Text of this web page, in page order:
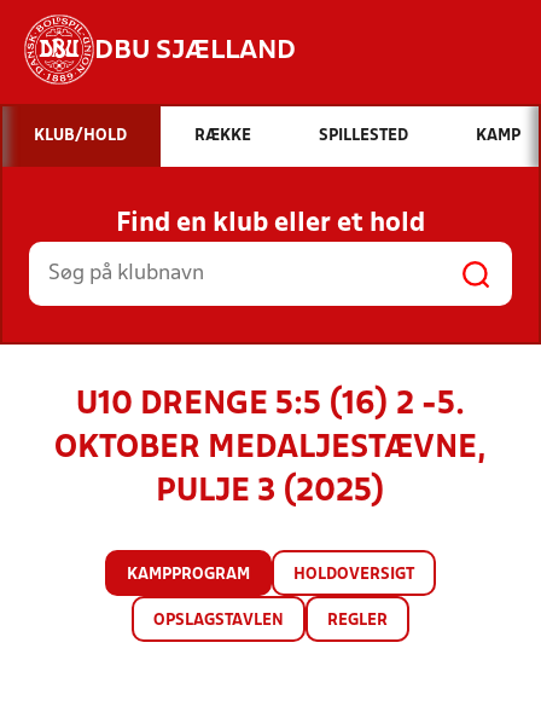
DBU SJÆLLAND
Hvad vil du søge efter?
INDHOLD OG NYHEDER
STILLINGER, RESULTATER, KLUBBER OG
HOLD
KLUB/HOLD RÆKKE SPILLESTED KAMP
Find en klub eller et hold
U10 DRENGE 5:5 (16) 2 -5.
OKTOBER MEDALJESTÆVNE,
PULJE 3 (2025)
KAMPPROGRAM HOLDOVERSIGT
OPSLAGSTAVLEN REGLER